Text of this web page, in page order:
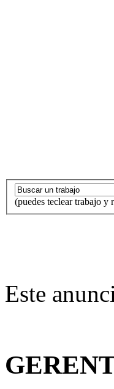
(puedes teclear trabajo
Este